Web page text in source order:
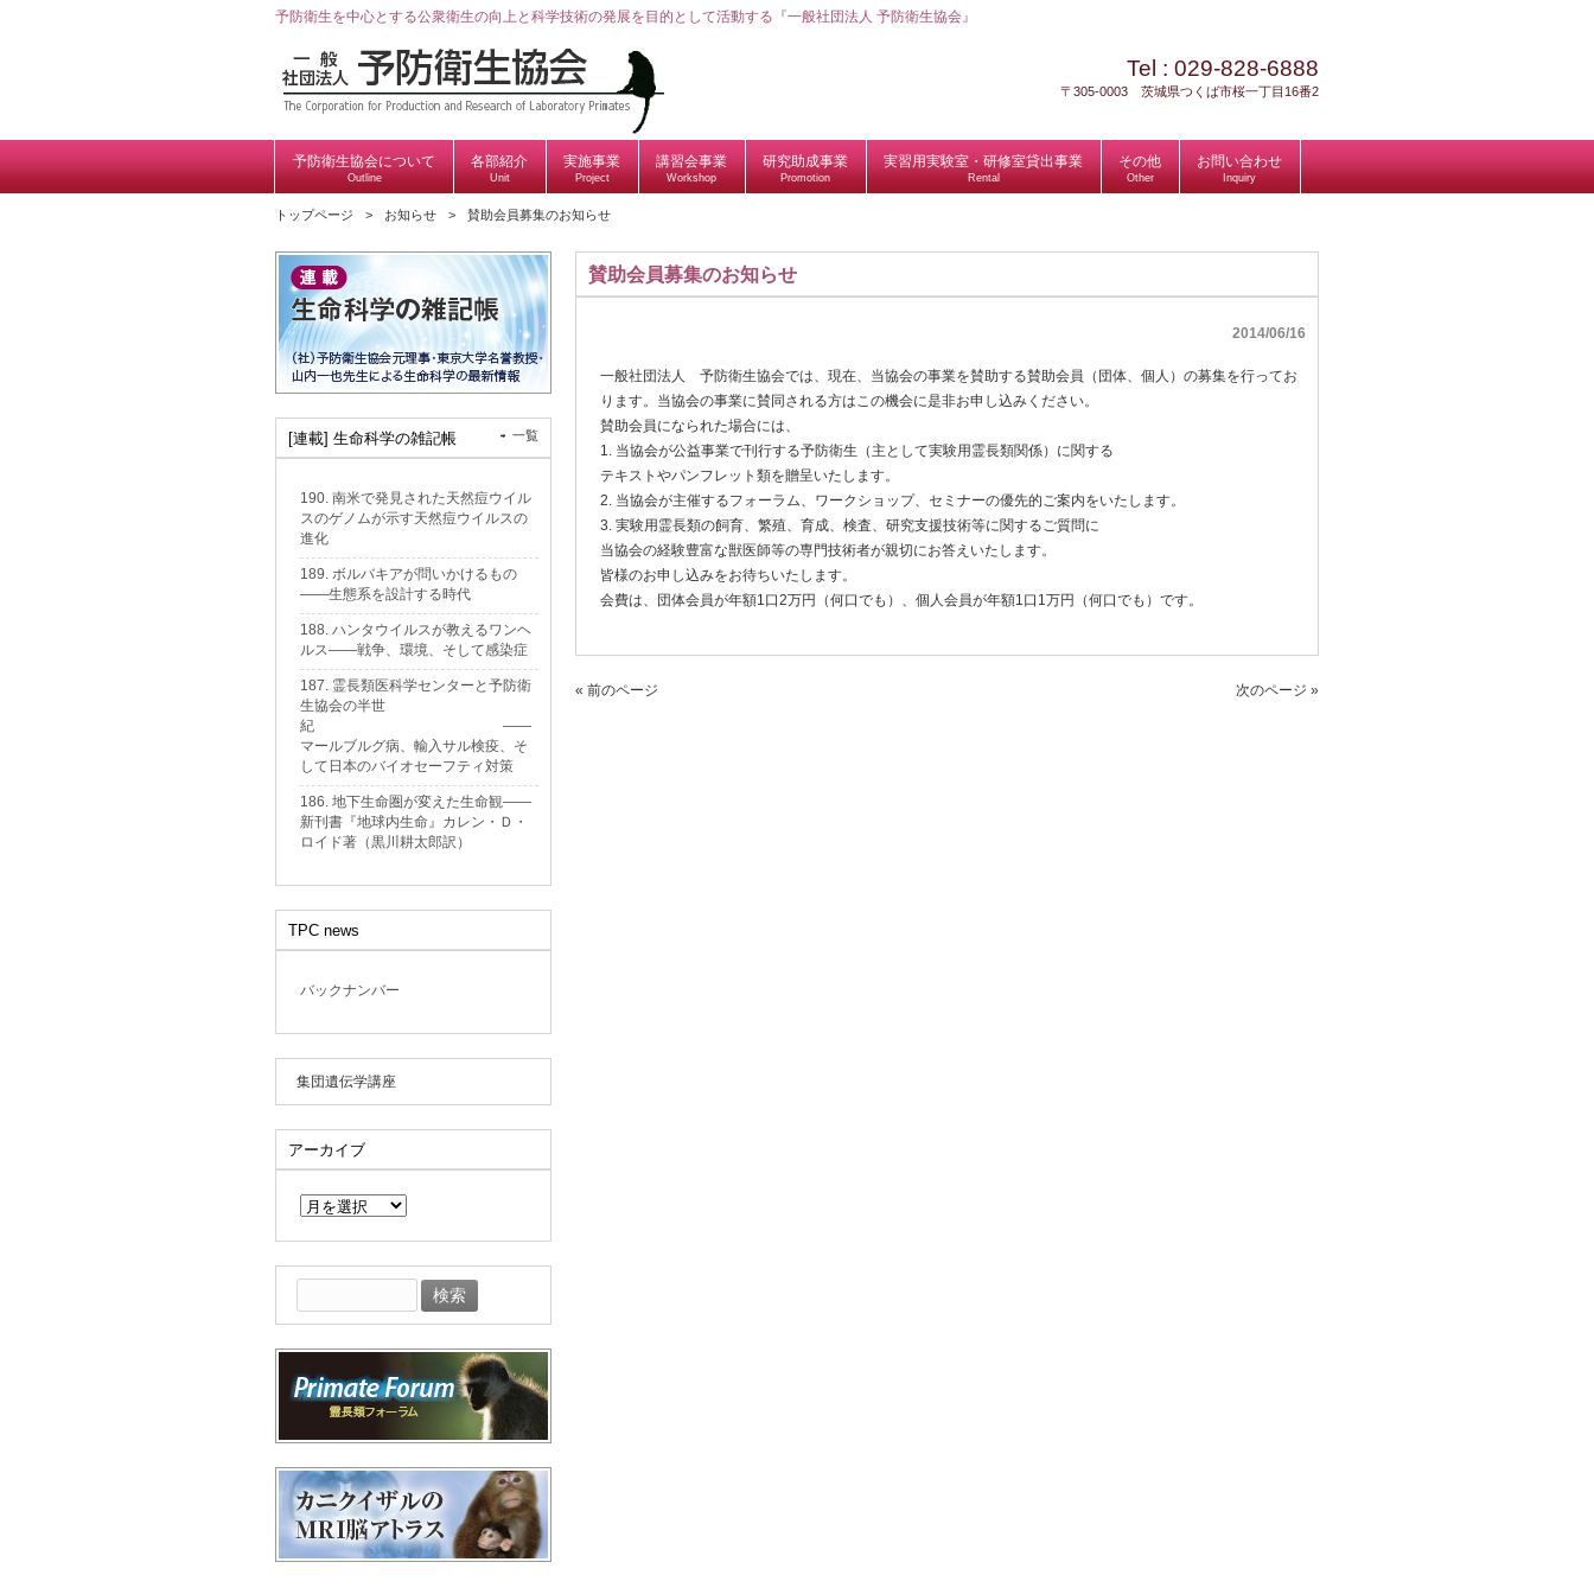
予防衛生を中心とする公衆衛生の向上と科学技術の発展を目的として活動する『一般社団法人 予防衛生協会』
Tel : 029-828-6888
〒305-0003 茨城県つくば市桜一丁目16番2
予防衛生協会について
Outline
各部紹介
Unit
実施事業
Project
講習会事業
Workshop
研究助成事業
Promotion
実習用実験室・研修室貸出事業
Rental
その他
Other
お問い合わせ
Inquiry
トップページ お知らせ 賛助会員募集のお知らせ
賛助会員募集のお知らせ
2014/06/16
一般社団法人 予防衛生協会では、現在、当協会の事業を賛助する賛助会員（団体、個人）の募集を行ってお
ります。当協会の事業に賛同される方はこの機会に是非お申し込みください。
賛助会員になられた場合には、
1. 当協会が公益事業で刊行する予防衛生（主として実験用霊長類関係）に関する
テキストやパンフレット類を贈呈いたします。
2. 当協会が主催するフォーラム、ワークショップ、セミナーの優先的ご案内をいたします。
3. 実験用霊長類の飼育、繁殖、育成、検査、研究支援技術等に関するご質問に
当協会の経験豊富な獣医師等の専門技術者が親切にお答えいたします。
皆様のお申し込みをお待ちいたします。
会費は、団体会員が年額1口2万円（何口でも）、個人会員が年額1口1万円（何口でも）です。
« 前のページ 次のページ »
[連載] 生命科学の雑記帳 一覧
190. 南米で発見された天然痘ウイル
スのゲノムが示す天然痘ウイルスの
進化
189. ボルバキアが問いかけるもの
——生態系を設計する時代
188. ハンタウイルスが教えるワンヘ
ルス——戦争、環境、そして感染症
187. 霊長類医科学センターと予防衛
生協会の半世
紀 ——
マールブルグ病、輸入サル検疫、そ
して日本のバイオセーフティ対策
186. 地下生命圏が変えた生命観——
新刊書『地球内生命』カレン・Ｄ・
ロイド著（黒川耕太郎訳）
TPC news
バックナンバー
集団遺伝学講座
アーカイブ
イ
ブ
索: